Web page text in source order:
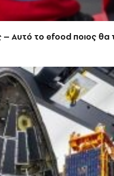
– Αυτό το efood ποιος